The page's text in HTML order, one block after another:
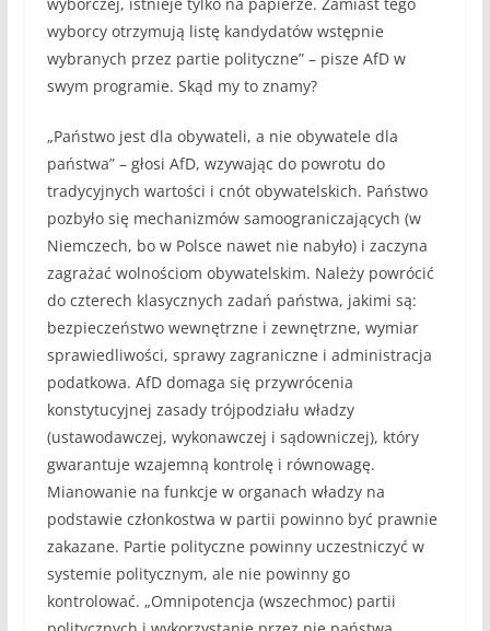
wyborcy otrzymują listę kandydatów wstępnie
wybranych przez partie polityczne” – pisze AfD w
swym programie. Skąd my to znamy?
„Państwo jest dla obywateli, a nie obywatele dla
państwa” – głosi AfD, wzywając do powrotu do
tradycyjnych wartości i cnót obywatelskich. Państwo
pozbyło się mechanizmów samoograniczających (w
Niemczech, bo w Polsce nawet nie nabyło) i zaczyna
zagrażać wolnościom obywatelskim. Należy powrócić
do czterech klasycznych zadań państwa, jakimi są:
bezpieczeństwo wewnętrzne i zewnętrzne, wymiar
sprawiedliwości, sprawy zagraniczne i administracja
podatkowa. AfD domaga się przywrócenia
konstytucyjnej zasady trójpodziału władzy
(ustawodawczej, wykonawczej i sądowniczej), który
gwarantuje wzajemną kontrolę i równowagę.
Mianowanie na funkcje w organach władzy na
podstawie członkostwa w partii powinno być prawnie
zakazane. Partie polityczne powinny uczestniczyć w
systemie politycznym, ale nie powinny go
kontrolować. „Omnipotencja (wszechmoc) partii